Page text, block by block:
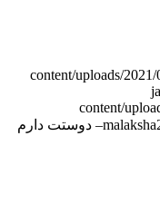
content/uploads/
content/
malaksha– دوستت دارم